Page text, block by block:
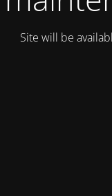
Site will be